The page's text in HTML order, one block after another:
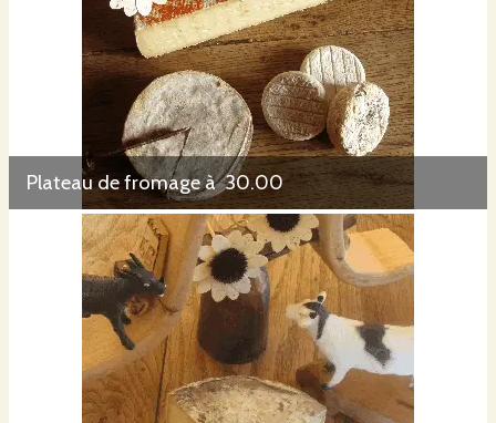
Plateau de fromage à 30.00